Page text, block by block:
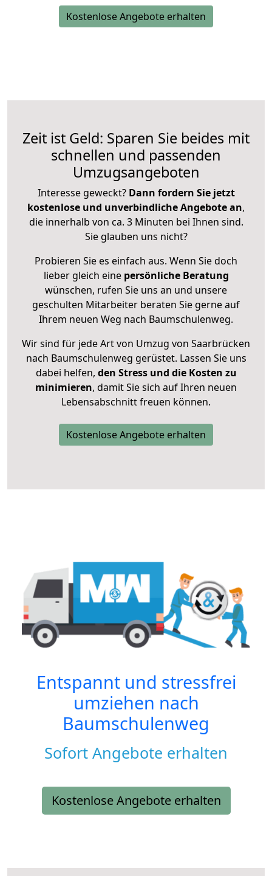
Kostenlose Angebote erhalten
Zeit ist Geld: Sparen Sie beides mit
schnellen und passenden
Umzugsangeboten
Interesse geweckt? Dann fordern Sie jetzt
kostenlose und unverbindliche Angebote an,
die innerhalb von ca. 3 Minuten bei Ihnen sind.
Sie glauben uns nicht?
Probieren Sie es einfach aus. Wenn Sie doch
lieber gleich eine persönliche Beratung
wünschen, rufen Sie uns an und unsere
geschulten Mitarbeiter beraten Sie gerne auf
Ihrem neuen Weg nach Baumschulenweg.
Wir sind für jede Art von Umzug von Saarbrücken
nach Baumschulenweg gerüstet. Lassen Sie uns
dabei helfen, den Stress und die Kosten zu
minimieren, damit Sie sich auf Ihren neuen
Lebensabschnitt freuen können.
Kostenlose Angebote erhalten
Entspannt und stressfrei
umziehen nach
Baumschulenweg
Sofort Angebote erhalten
Kostenlose Angebote erhalten